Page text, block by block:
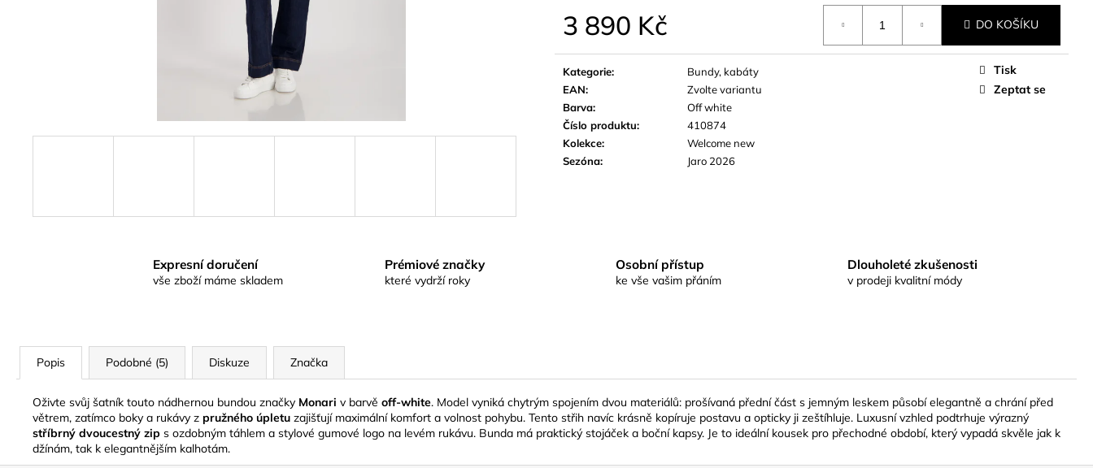
3 890 Kč DO KOŠÍKU
Kategorie:
Bundy, kabáty
EAN:
Zvolte variantu
Barva:
Off white
Číslo produktu:
410874
Kolekce:
Welcome new
Sezóna: Jaro 2026
Tisk
Zeptat se
Expresní doručení
vše zboží máme skladem
Prémiové značky
které vydrží roky
Osobní přístup
ke vše vašim přáním
Dlouholeté zkušenosti
v prodeji kvalitní módy
Popis Podobné (5) Diskuze Značka
Oživte svůj šatník touto nádhernou bundou značky Monari v barvě off-white. Model vyniká chytrým spojením dvou materiálů: prošívaná přední část s jemným leskem působí elegantně a chrání před
větrem, zatímco boky a rukávy z pružného úpletu zajišťují maximální komfort a volnost pohybu. Tento střih navíc krásně kopíruje postavu a opticky ji zeštíhluje. Luxusní vzhled podtrhuje výrazný
stříbrný dvoucestný zip s ozdobným táhlem a stylové gumové logo na levém rukávu. Bunda má praktický stojáček a boční kapsy. Je to ideální kousek pro přechodné období, který vypadá skvěle jak k
džínám, tak k elegantnějším kalhotám.